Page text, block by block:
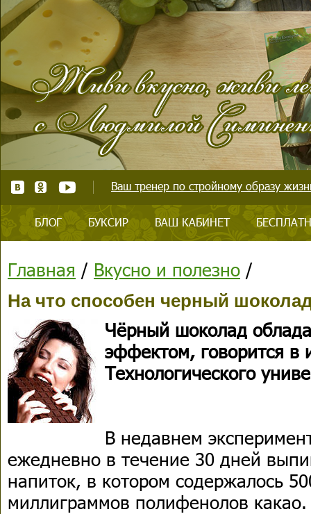
Ваш тренер по стройному образу
БЛОГ БУКСИР ВАШ КАБИНЕТ
Главная / Вкусно и полезно /
На что способен черный
Чёрный шоколад
эффектом, говорится в
Технологического
В недавнем
ежедневно в течение 30 дней
напиток, в котором содержалось
миллиграммов полифенолов какао.